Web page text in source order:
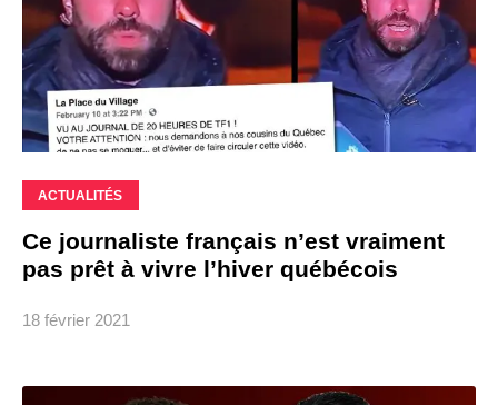
ACTUALITÉS
Ce journaliste français n’est vraiment
pas prêt à vivre l’hiver québécois
18 février 2021